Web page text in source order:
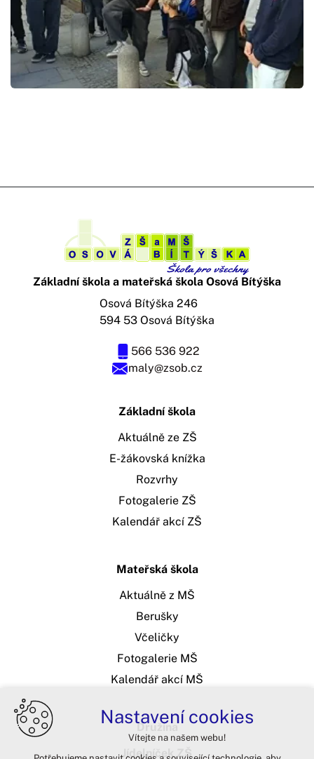
Základní škola a mateřská škola Osová Bítýška
maly@zsob.cz
566 536 922
Osová Bítýška 246
594 53 Osová Bítýška
Základní škola
Aktuálně ze ZŠ
E-žákovská knížka
Rozvrhy
Fotogalerie ZŠ
Kalendář akcí ZŠ
Mateřská škola
Aktuálně z MŠ
Berušky
Včeličky
Fotogalerie MŠ
Kalendář akcí MŠ
Družina
Jídelníček ZŠ
Nastavení cookies
Vítejte na našem webu!